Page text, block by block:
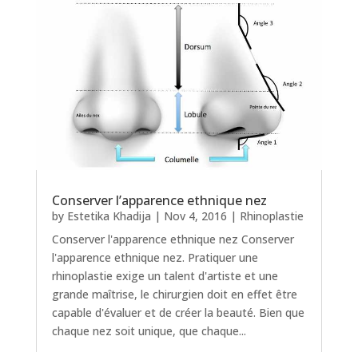
Conserver l’apparence ethnique nez
by Estetika Khadija | Nov 4, 2016 | Rhinoplastie
Conserver l'apparence ethnique nez Conserver
l'apparence ethnique nez. Pratiquer une
rhinoplastie exige un talent d'artiste et une
grande maîtrise, le chirurgien doit en effet être
capable d'évaluer et de créer la beauté. Bien que
chaque nez soit unique, que chaque...